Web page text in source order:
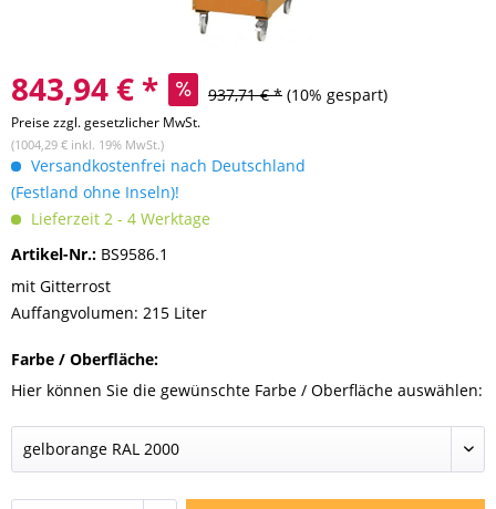
843,94 € * 937,71 € * (10% gespart)
Preise zzgl. gesetzlicher MwSt.
(1004,29 € inkl. 19% MwSt.)
Versandkostenfrei nach Deutschland
(Festland ohne Inseln)!
Lieferzeit 2 - 4 Werktage
Artikel-Nr.: BS9586.1
mit Gitterrost
Auffangvolumen: 215 Liter
Farbe / Oberfläche:
Hier können Sie die gewünschte Farbe / Oberfläche auswählen: